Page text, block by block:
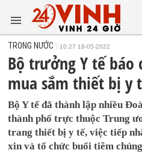
TRONG NƯỚC 10:27 18-05-2022
Bộ trưởng Y tế báo
mua sắm thiết bị y
Bộ Y tế đã thành lập nhiều
thành phố trực thuộc Trung
trang thiết bị y tế, việc tiếp
xin và tổ chức buổi tiêm